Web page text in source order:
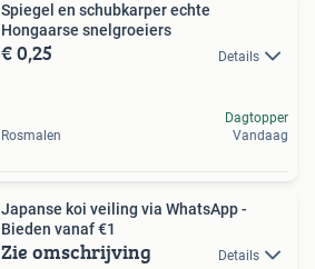
Spiegel en schubkarper echte
Hongaarse snelgroeiers
€ 0,25 Details
Rosmalen
Dagtopper
Vandaag
Japanse koi veiling via WhatsApp -
Bieden vanaf €1
Zie omschrijving Details